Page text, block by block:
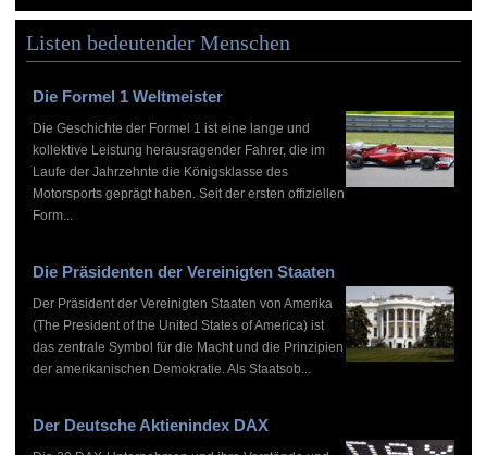
Listen bedeutender Menschen
Die Formel 1 Weltmeister
Die Geschichte der Formel 1 ist eine lange und
kollektive Leistung herausragender Fahrer, die im
Laufe der Jahrzehnte die Königsklasse des
Motorsports geprägt haben. Seit der ersten offiziellen
Form...
Die Präsidenten der Vereinigten Staaten
Der Präsident der Vereinigten Staaten von Amerika
(The President of the United States of America) ist
das zentrale Symbol für die Macht und die Prinzipien
der amerikanischen Demokratie. Als Staatsob...
Der Deutsche Aktienindex DAX